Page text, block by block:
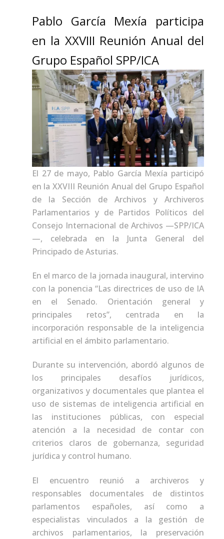
Pablo García Mexía participa
en la XXVIII Reunión Anual del
Grupo Español SPP/ICA
El 27 de mayo, Pablo García Mexía participó
en la XXVIII Reunión Anual del Grupo Español
de la Sección de Archivos y Archiveros
Parlamentarios y de Partidos Políticos del
Consejo Internacional de Archivos —SPP/ICA
—, celebrada en la Junta General del
Principado de Asturias.
En el marco de la jornada inaugural, intervino
con la ponencia “Las directrices de uso de IA
en el Senado. Orientación general y
principales retos”, centrada en la
incorporación responsable de la inteligencia
artificial en el ámbito parlamentario.
Durante su intervención, abordó algunos de
los principales desafíos jurídicos,
organizativos y documentales que plantea el
uso de sistemas de inteligencia artificial en
las instituciones públicas, con especial
atención a la necesidad de contar con
criterios claros de gobernanza, seguridad
jurídica y control humano.
El encuentro reunió a archiveros y
responsables documentales de distintos
parlamentos españoles, así como a
especialistas vinculados a la gestión de
archivos parlamentarios, la preservación